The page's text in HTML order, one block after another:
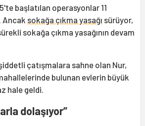
başlatılan operasyonlar 11
Ancak sokağa çıkma yasağı sürüyor,
sokağa çıkma yasağının devam
çatışmalara sahne olan Nur,
bulunan evlerin büyük
hale geldi.
dolaşıyor”